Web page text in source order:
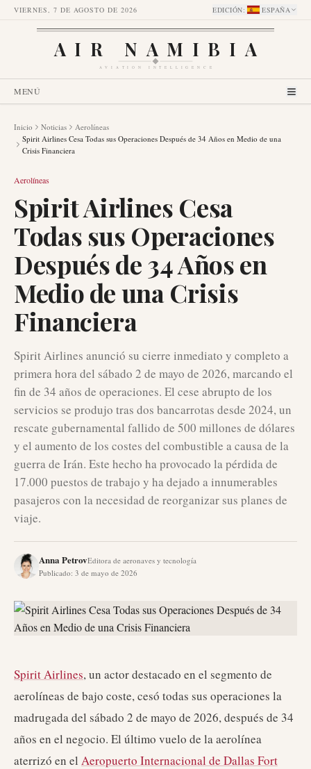
VIERNES, 7 DE AGOSTO DE 2026 EDICIÓN: ESPAÑA
AIR NAMIBIA
AVIATION INTELLIGENCE
MENÚ
Inicio Noticias
Aerolíneas
Spirit Airlines Cesa Todas sus Operaciones Después de 34 Años en Medio de una
Crisis Financiera
Aerolíneas
Spirit Airlines Cesa
Todas sus Operaciones
Después de 34 Años en
Medio de una Crisis
Financiera
Spirit Airlines anunció su cierre inmediato y completo a
primera hora del sábado 2 de mayo de 2026, marcando el
fin de 34 años de operaciones. El cese abrupto de los
servicios se produjo tras dos bancarrotas desde 2024, un
rescate gubernamental fallido de 500 millones de dólares
y el aumento de los costes del combustible a causa de la
guerra de Irán. Este hecho ha provocado la pérdida de
17.000 puestos de trabajo y ha dejado a innumerables
pasajeros con la necesidad de reorganizar sus planes de
viaje.
Anna PetrovEditora de aeronaves y tecnología
Publicado: 3 de mayo de 2026
Spirit Airlines, un actor destacado en el segmento de
aerolíneas de bajo coste, cesó todas sus operaciones la
madrugada del sábado 2 de mayo de 2026, después de 34
años en el negocio. El último vuelo de la aerolínea
aterrizó en el Aeropuerto Internacional de Dallas Fort